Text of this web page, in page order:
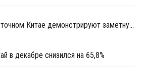
Цены на бензол в Восточном Китае демонстрируют заметную тенденцию к росту
в декабре снизился на 65,8%